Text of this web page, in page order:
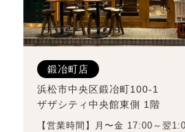
鍛冶町店
浜松市中央区鍛冶町100-1
ザザシティ中央館東側 1階
【営業時間】月〜金 17:00～翌